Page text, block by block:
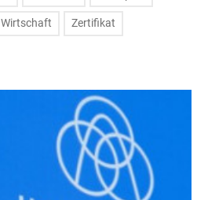
Wirtschaft Zertifikat